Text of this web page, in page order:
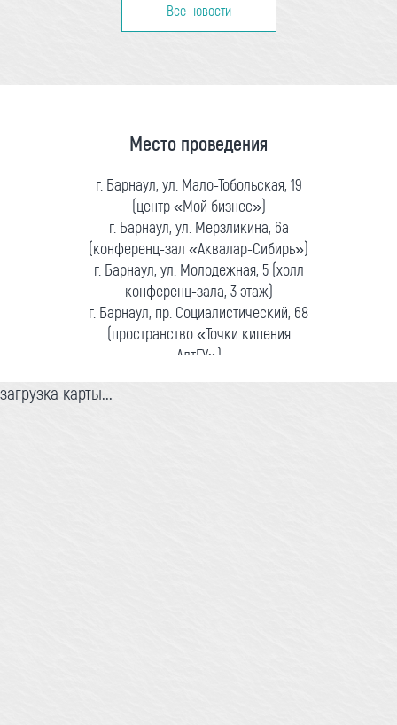
Все новости
Место проведения
г. Барнаул, ул. Мало-Тобольская, 19
(центр «Мой бизнес»)
г. Барнаул, ул. Мерзликина, 6а
(конференц-зал «Аквалар-Сибирь»)
г. Барнаул, ул. Молодежная, 5 (холл
конференц-зала, 3 этаж)
г. Барнаул, пр. Социалистический, 68
(пространство «Точки кипения
АлтГУ»)
загрузка карты...